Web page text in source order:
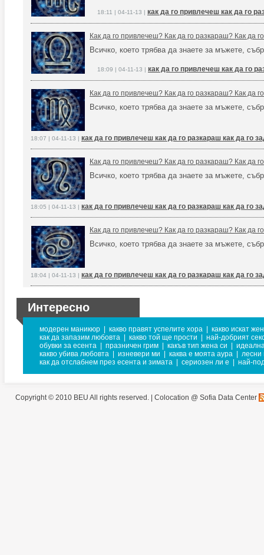
18:11 | 04-11-13 | как да го привлечеш как да го
Как да го привлечеш? Как да го разкараш? Как да
Всичко, което трябва да знаете за мъжете,
18:09 | 04-11-13 | как да го привлечеш как да го
Как да го привлечеш? Как да го разкараш? Как да
Всичко, което трябва да знаете за мъжете,
18:07 | 04-11-13 | как да го привлечеш как да го разкараш как да го
Как да го привлечеш? Как да го разкараш? Как да
Всичко, което трябва да знаете за мъжете,
18:05 | 04-11-13 | как да го привлечеш как да го разкараш как да го
Как да го привлечеш? Как да го разкараш? Как да
Всичко, което трябва да знаете за мъжете,
18:04 | 04-11-13 | как да го привлечеш как да го разкараш как да го
Интересно
модерен маникюр какво правят успелите хора
какво искат
как да запазим любовта
какво той ще прости
най-добрият
обувки за есента
празничен грим какъв тип жена си
какво убива любовта
изневери ми каква е моята аура
лесни
как да отслабнем през есента и зимата
сериозен ли е най-
Copyright © 2010 BEU All rights reserved. | Colocation @ Sofia Data Center